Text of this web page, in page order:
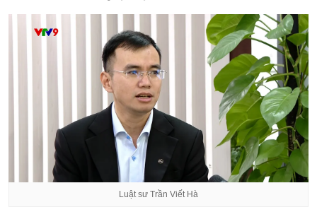
Luật sư Trần Viết Hà